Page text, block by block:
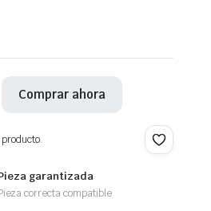
Comprar ahora
garantizada
correcta compatible